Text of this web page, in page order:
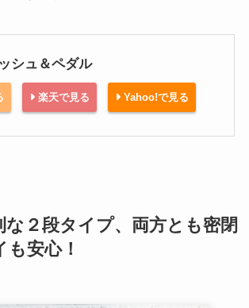
シュ＆ペダル
楽天で見る Yahoo!で見る
な２段タイプ、両方とも密閉
安心！